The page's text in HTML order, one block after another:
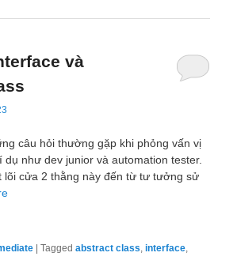
và
câu hỏi thường gặp khi phỏng vấn vị
như dev junior và automation tester.
lõi cửa 2 thằng này đến từ tư tưởng sử
|Tagged abstract class,interface,